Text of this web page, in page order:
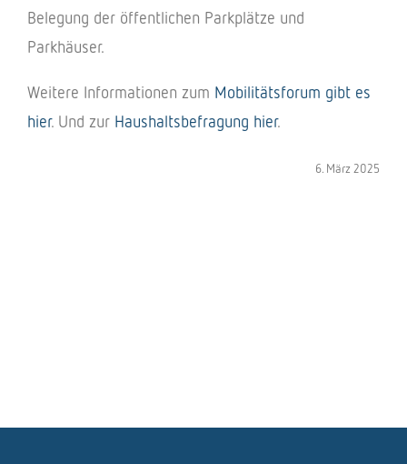
Bele­gung der öffent­li­chen Park­plätze und
Parkhäuser.
Weitere Infor­ma­tio­nen zum Mobi­li­täts­fo­rum gibt es
hier. Und zur Haus­halts­be­fra­gung hier.
6. März 2025